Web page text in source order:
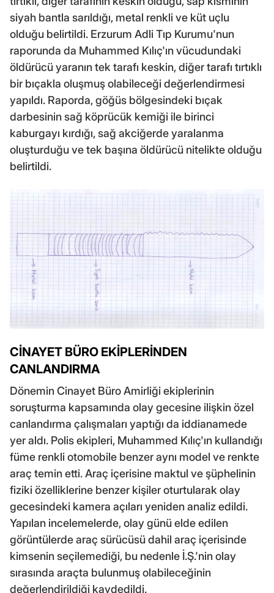
siyah bantla sarıldığı, metal renkli ve küt uçlu
olduğu belirtildi. Erzurum Adli Tıp Kurumu'nun
raporunda da Muhammed Kılıç'ın vücudundaki
öldürücü yaranın tek tarafı keskin, diğer tarafı tırtıklı
bir bıçakla oluşmuş olabileceği değerlendirmesi
yapıldı. Raporda, göğüs bölgesindeki bıçak
darbesinin sağ köprücük kemiği ile birinci
kaburgayı kırdığı, sağ akciğerde yaralanma
oluşturduğu ve tek başına öldürücü nitelikte olduğu
belirtildi.
CİNAYET BÜRO EKİPLERİNDEN
CANLANDIRMA
Dönemin Cinayet Büro Amirliği ekiplerinin
soruşturma kapsamında olay gecesine ilişkin özel
canlandırma çalışmaları yaptığı da iddianamede
yer aldı. Polis ekipleri, Muhammed Kılıç'ın kullandığı
füme renkli otomobile benzer aynı model ve renkte
araç temin etti. Araç içerisine maktul ve şüphelinin
fiziki özelliklerine benzer kişiler oturtularak olay
gecesindeki kamera açıları yeniden analiz edildi.
Yapılan incelemelerde, olay günü elde edilen
görüntülerde araç sürücüsü dahil araç içerisinde
kimsenin seçilemediği, bu nedenle İ.Ş.'nin olay
sırasında araçta bulunmuş olabileceğinin
değerlendirildiği kaydedildi.